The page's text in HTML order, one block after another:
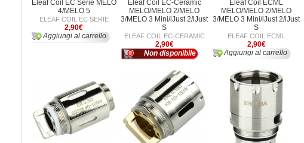
Eleaf Coil EC Serie MELO
4/MELO 5
ELEAF COIL EC SERIE
2,90€
Aggiungi al carrello
Eleaf Coil EC-Ceramic
MELO/MELO 2/MELO
3/MELO 3 Mini/iJust 2/iJust
S
ELEAF COIL EC-CERAMIC
2,90€
Non disponibile
Eleaf Coil ECML
MELO/MELO 2/MELO
3/MELO 3 Mini/iJust 2/iJust
S
ELEAF COIL ECML
2,90€
Aggiungi al carrello